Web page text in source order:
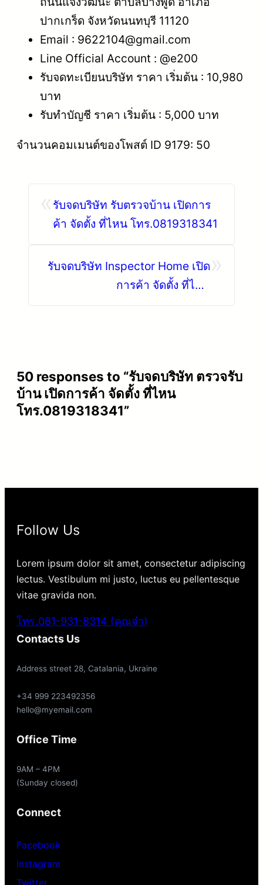
ปากเกร็ด จังหวัดนนทบุรี 11120
Email : 9622104@gmail.com
Line Official Account : @e200
รับจดทะเบียนบริษัท ราคา เริ่มต้น : 10,980
บาท
รับทำบัญชี ราคา เริ่มต้น : 5,000 บาท
จำนวนคอมเมนต์ของโพสต์ ID 9179: 50
รับจดบริษัท รับตรวจบ้าน เปิดการ
ค้า จัดตั้ง ที่ไหน โทร.0819318341
รับจดบริษัท Inspector ​Home เปิด
การค้า จัดตั้ง ที่ไหน
50 responses to “รับจดบริษัท ตรวจรับ
บ้าน เปิดการค้า จัดตั้ง ที่ไหน
โทร.0819318341”
Follow Us
Lorem ipsum dolor sit amet, consectetur adipiscing
lectus. Vestibulum mi justo, luctus eu pellentesque
vitae gravida non.
โทร.081-931-8314 (คุณจ๋า)
Contacts Us
Address street 28, Catalania, Ukraine
+34 999 223492356
hello@myemail.com
Office Time
9AM – 4PM
(Sunday closed)
Connect
Facebook
Instagram